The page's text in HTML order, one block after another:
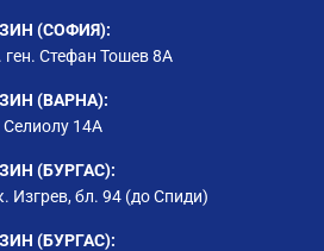
(СОФИЯ):
Стефан Тошев 8А
(ВАРНА):
Селиолу 14А
(БУРГАС):
Изгрев, бл. 94 (до Спиди)
(БУРГАС):